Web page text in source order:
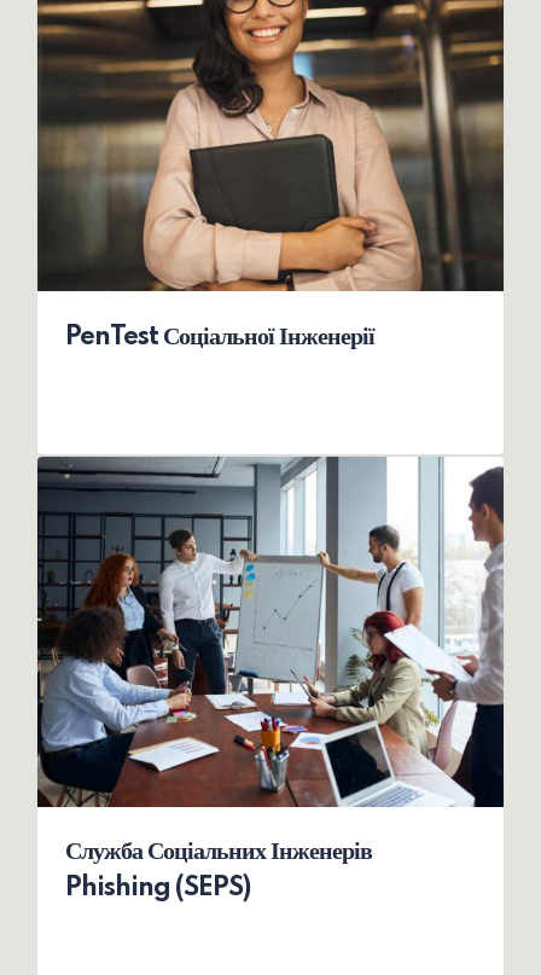
PenTest Соціальної Інженерії
Служба Соціальних Інженерів
Phishing (SEPS)